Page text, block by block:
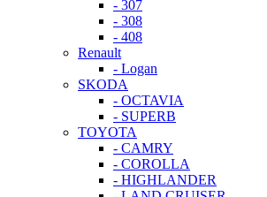
- 307
- 308
- 408
Renault
- Logan
SKODA
- OCTAVIA
- SUPERB
TOYOTA
- CAMRY
- COROLLA
- HIGHLANDER